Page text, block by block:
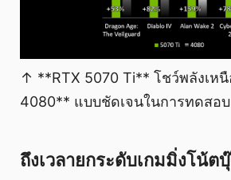
↑ **RTX 5070 Ti** โชว์พลังเห
4080** แบบชัดเจนในการทดสอบ
ถึงเวลายกระดับเกมมิ่งโน้ต